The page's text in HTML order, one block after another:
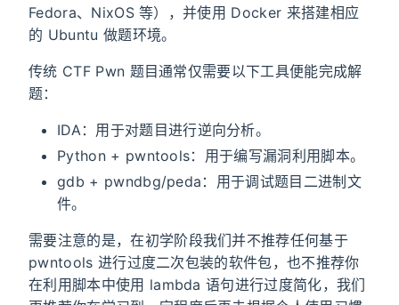
Fedora、NixOS 等），并使用 Docker 来搭建相应
的 Ubuntu 做题环境。
传统 CTF Pwn 题目通常仅需要以下工具便能完成解
题：
IDA：用于对题目进行逆向分析。
Python + pwntools：用于编写漏洞利用脚本。
gdb + pwndbg/peda：用于调试题目二进制文
件。
需要注意的是，在初学阶段我们并不推荐任何基于
pwntools 进行过度二次包装的软件包，也不推荐你
在利用脚本中使用 lambda 语句进行过度简化，我们